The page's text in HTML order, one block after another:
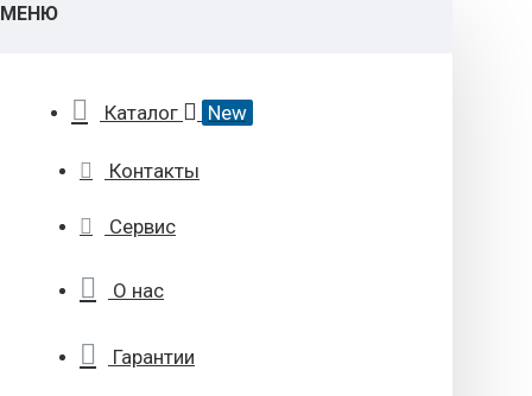
МЕНЮ
Каталог New
Контакты
Сервис
О нас
Гарантии